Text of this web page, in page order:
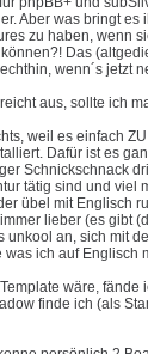
Aber was bringt es
zu haben, wenn
Das
wenn´s jetzt
aus, sollte ich
weil es einfach
Dafür ist es
Schnickschnack
tätig sind und viel
übel mit Englisch
lieber (es gibt
unkool an, sich mit
ich auf Englisch
wäre, fände
finde ich (als